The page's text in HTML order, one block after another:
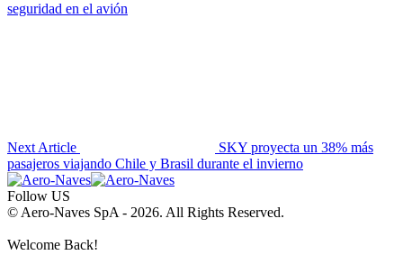
seguridad en el avión
Next Article
SKY proyecta un 38% más
pasajeros viajando Chile y Brasil durante el invierno
Follow US
© Aero-Naves SpA - 2026. All Rights Reserved.
Welcome Back!